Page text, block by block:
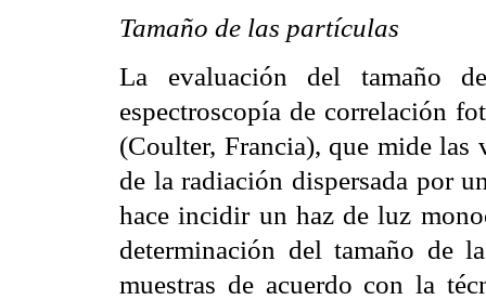
Tamaño de las partículas
La evaluación del tamaño
espectroscopía de correlación
(Coulter, Francia), que mide las
de la radiación dispersada por
hace incidir un haz de luz
determinación del tamaño de
muestras de acuerdo con la